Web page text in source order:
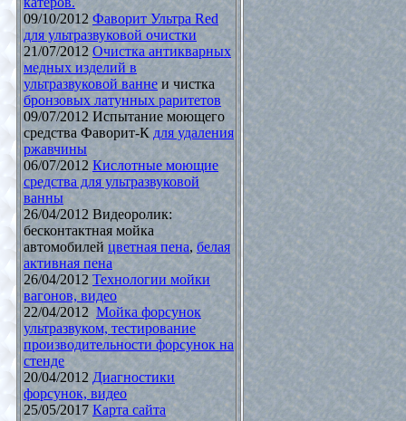
09/10/2012 Фаворит Ультра Red
для ультразвуковой очистки
21/07/2012 Очистка антикварных
медных изделий в
ультразвуковой ваннеи чистка
бронзовых латунных раритетов
09/07/2012 Испытание моющего
средства Фаворит-К для удаления
ржавчины
06/07/2012 Кислотные моющие
средства для ультразвуковой
ванны
26/04/2012 Видеоролик:
бесконтактная мойка
автомобилей цветная пена, белая
активная пена
26/04/2012 Технологии мойки
вагонов, видео
22/04/2012 Мойка форсунок
ультразвуком, тестирование
производительности форсунок на
стенде
20/04/2012 Диагностики
форсунок, видео
25/05/2017 Карта сайта